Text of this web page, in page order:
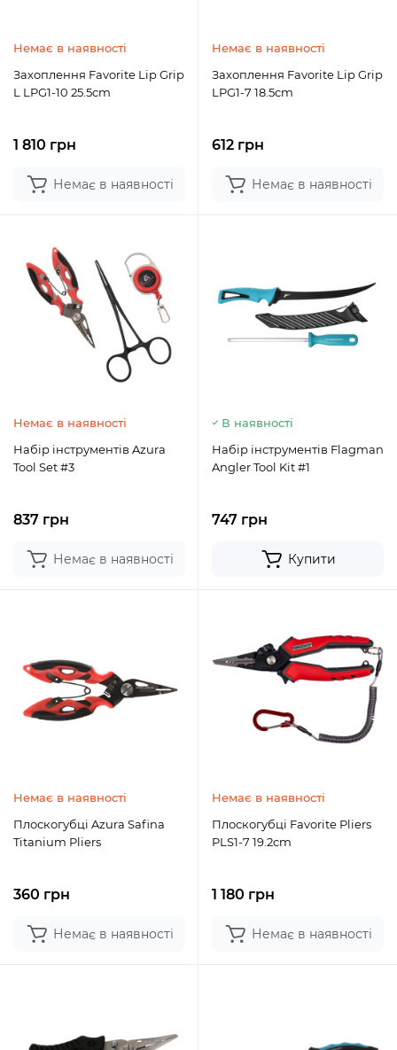
Немає в наявності
Захоплення Favorite Lip Grip
L LPG1-10 25.5cm
1 810 грн
Немає в наявності
Немає в наявності
Захоплення Favorite Lip Grip
LPG1-7 18.5cm
612 грн
Немає в наявності
Немає в наявності
Набір інструментів Azura
Tool Set #3
837 грн
Немає в наявності
В наявності
Набір інструментів Flagman
Angler Tool Kit #1
747 грн
Купити
Немає в наявності
Плоскогубці Azura Safina
Titanium Pliers
360 грн
Немає в наявності
Немає в наявності
Плоскогубці Favorite Pliers
PLS1-7 19.2cm
1 180 грн
Немає в наявності